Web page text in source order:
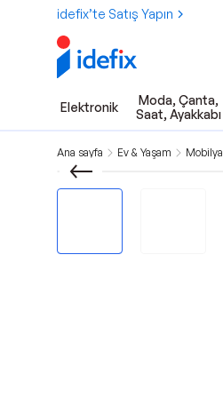
idefix’te Satış Yapın
Elektronik
Moda, Çanta,
Saat, Ayakkabı
Ana sayfa Ev & Yaşam Mobilya